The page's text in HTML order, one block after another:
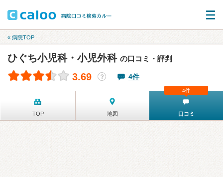
« 病院TOP
ひぐち小児科・小児外科 の口コミ・評判
3.69 ？ 4件
TOP 地図 口コミ
4件